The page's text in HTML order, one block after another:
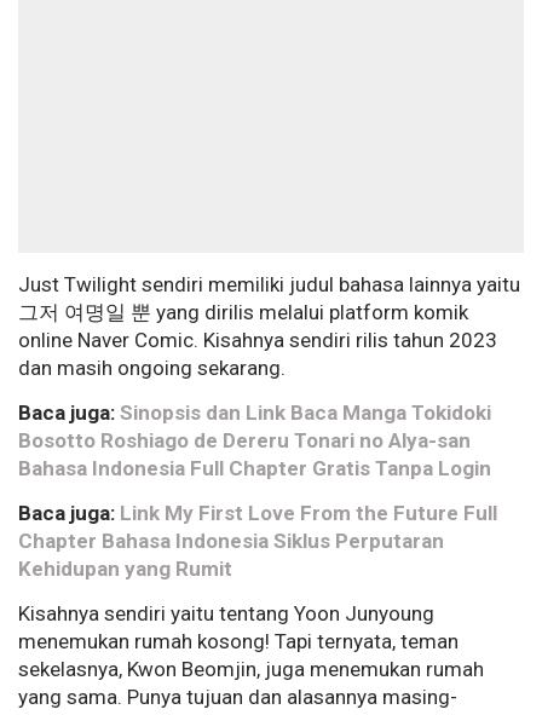
Just Twilight sendiri memiliki judul bahasa lainnya yaitu
그저 여명일 뿐 yang dirilis melalui platform komik
online Naver Comic. Kisahnya sendiri rilis tahun 2023
dan masih ongoing sekarang.
Baca juga: Sinopsis dan Link Baca Manga Tokidoki
Bosotto Roshiago de Dereru Tonari no Alya-san
Bahasa Indonesia Full Chapter Gratis Tanpa Login
Baca juga: Link My First Love From the Future Full
Chapter Bahasa Indonesia Siklus Perputaran
Kehidupan yang Rumit
Kisahnya sendiri yaitu tentang Yoon Junyoung
menemukan rumah kosong! Tapi ternyata, teman
sekelasnya, Kwon Beomjin, juga menemukan rumah
yang sama. Punya tujuan dan alasannya masing-